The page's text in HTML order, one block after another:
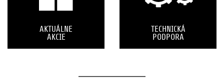
AKTUÁLNE
AKCIE
TECHNICKÁ
PODPORA